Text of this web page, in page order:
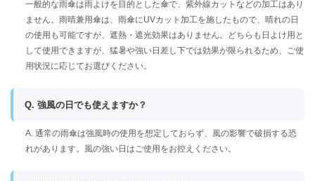
一般的な雨傘は雨よけを目的とした傘で、紫外線カットなどの加工はあり
ません。雨晴兼用傘は、雨傘にUVカット加工を施したもので、晴れの日
の使用も可能ですが、遮熱・遮光効果はありません。どちらも日よけ用と
して使用できますが、猛暑や強い日差し下では効果が限られるため、ご使
用状況に応じてお選びください。
Q. 強風の日でも使えますか？
A. 通常の雨傘は強風時の使用を想定しておらず、風の影響で破損する恐
れがあります。風の強い日はご使用をお控えください。